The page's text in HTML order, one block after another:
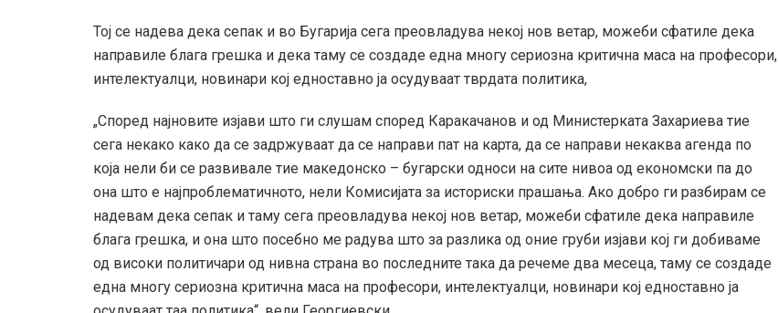
Тој се надева дека сепак и во Бугарија сега преовладува некој нов ветар, можеби сфатиле дека
направиле блага грешка и дека таму се создаде една многу сериозна критична маса на професори,
интелектуалци, новинари кој едноставно ја осудуваат тврдата политика,
„Според најновите изјави што ги слушам според Каракачанов и од Министерката Захариева тие
сега некако како да се задржуваат да се направи пат на карта, да се направи некаква агенда по
која нели би се развивале тие македонско – бугарски односи на сите нивоа од економски па до
она што е најпроблематичното, нели Комисијата за историски прашања. Ако добро ги разбирам се
надевам дека сепак и таму сега преовладува некој нов ветар, можеби сфатиле дека направиле
блага грешка, и она што посебно ме радува што за разлика од оние груби изјави кој ги добиваме
од високи политичари од нивна страна во последните така да речеме два месеца, таму се создаде
една многу сериозна критична маса на професори, интелектуалци, новинари кој едноставно ја